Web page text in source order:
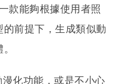
款能夠根據使用者照
的前提下，生成類似動
化功能，或是不小心